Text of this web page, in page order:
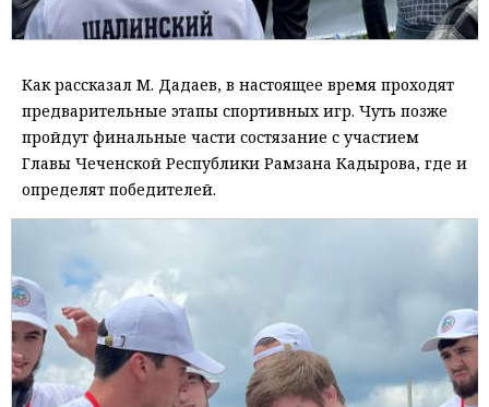
Как рассказал М. Дадаев, в настоящее время проходят
предварительные этапы спортивных игр. Чуть позже
пройдут финальные части состязание с участием
Главы Чеченской Республики Рамзана Кадырова, где и
определят победителей.